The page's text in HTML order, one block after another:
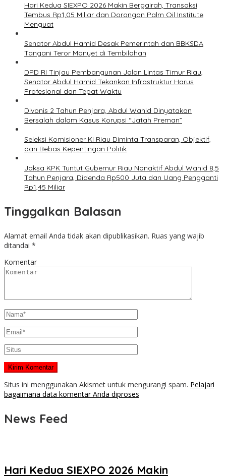
Hari Kedua SIEXPO 2026 Makin Bergairah, Transaksi
Tembus Rp1,05 Miliar dan Dorongan Palm Oil Institute
Menguat
Senator Abdul Hamid Desak Pemerintah dan BBKSDA
Tangani Teror Monyet di Tembilahan
DPD RI Tinjau Pembangunan Jalan Lintas Timur Riau,
Senator Abdul Hamid Tekankan Infrastruktur Harus
Profesional dan Tepat Waktu
Divonis 2 Tahun Penjara, Abdul Wahid Dinyatakan
Bersalah dalam Kasus Korupsi “Jatah Preman”
Seleksi Komisioner KI Riau Diminta Transparan, Objektif,
dan Bebas Kepentingan Politik
Jaksa KPK Tuntut Gubernur Riau Nonaktif Abdul Wahid 8,5
Tahun Penjara, Didenda Rp500 Juta dan Uang Pengganti
Rp1,45 Miliar
Tinggalkan Balasan
Alamat email Anda tidak akan dipublikasikan. Ruas yang wajib
ditandai *
Komentar
Situs ini menggunakan Akismet untuk mengurangi spam. Pelajari
bagaimana data komentar Anda diproses
News Feed
Hari Kedua SIEXPO 2026 Makin